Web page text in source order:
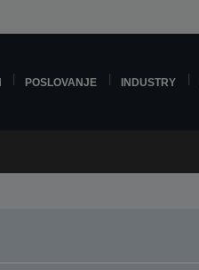
POSLOVANJE INDUSTRY